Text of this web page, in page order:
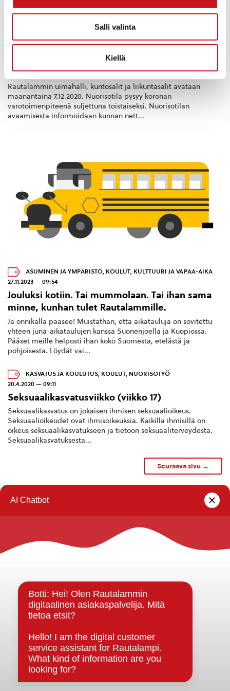
Salli valinta
Kiellä
noudettavissa kerran vii...
2.12.2020 — 13:29
Uimahalli, kuntosalit ja liikuntasalit avataan ma
7.12.2020
Rautalammin uimahalli, kuntosalit ja liikuntasalit avataan
maanantaina 7.12.2020. Nuorisotila pysyy koronan
varotoimenpiteenä suljettuna toistaiseksi. Nuorisotilan
avaamisesta informoidaan kunnan nett...
ASUMINEN JA YMPÄRISTÖ, KOULUT, KULTTUURI JA VAPAA-AIKA
27.11.2023 — 09:54
Jouluksi kotiin. Tai mummolaan. Tai ihan sama
minne, kunhan tulet Rautalammille.
Ja onnikalla pääsee! Muistathan, että aikatauluja on sovitettu
yhteen juna-aikataulujen kanssa Suonenjoella ja Kuopiossa.
Pääset meille helposti ihan koko Suomesta, etelästä ja
pohjoisesta. Löydät vai...
KASVATUS JA KOULUTUS KOULUT NUORISOTYÖ
20.4.2020 — 09:11
Seksuaalikasvatusviikko (viikko 17)
Seksuaalikasvatus on jokaisen ihmisen seksuaalioikeus.
Seksuaalioikeudet ovat ihmisoikeuksia. Kaikilla ihmisillä on
oikeus seksuaalikasvatukseen ja tietoon seksuaaliterveydestä.
Seksuaalikasvatuksesta...
Seuraava sivu →
Rautalammin kunta
Strategiat, ohjelmat, ohjeet, suunnitelmat, säännöt ja
sopimukset
Asiakirjajulkisuuskuvaus
Evästeet
Saavutettavuusseloste
Tietosuoja
Tietosuojaselosteet